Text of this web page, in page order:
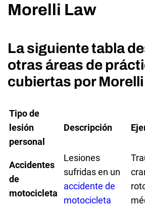
Morelli Law
La siguiente tabla
otras áreas de
cubiertas por
Tipo de
lesión
personal
Descripción
Accidentes
de
motocicleta
Lesiones
sufridas en un
accidente de
motocicleta